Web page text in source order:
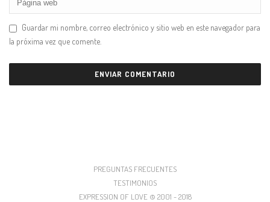
Guardar mi nombre, correo electrónico y sitio web en este navegador para
la próxima vez que comente.
PREGUNTAS FRECUENTES
TESTIMONIOS
EXPRESSION OF LOVE © 2001 - 2018